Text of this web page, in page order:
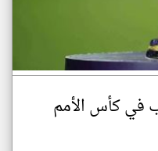
عرب في كأس الأمم